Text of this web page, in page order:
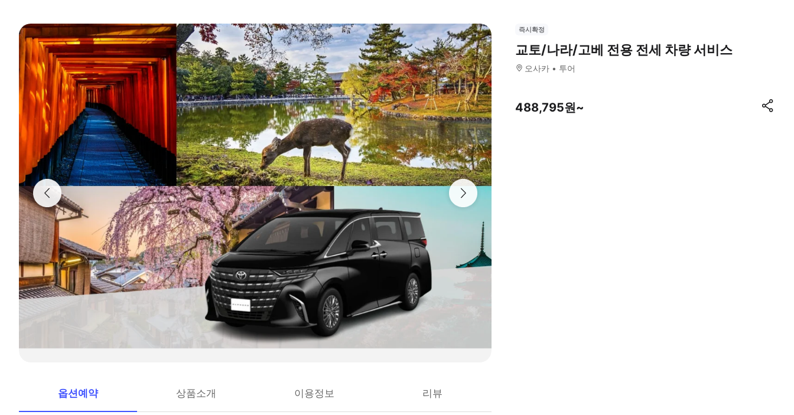
옵션예약 상품소개 이용정보 리뷰
즉시확정
교토/나라/고베 전용 전세 차량 서비스
오사카 투어
488,795원~